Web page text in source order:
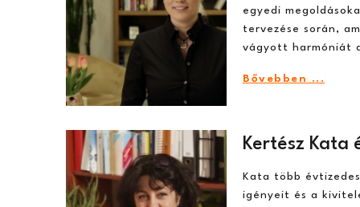
egyedi
tervezése során,
vágyott harmóniát
Bővebben ...
Kertész Kata
Kata több
igényeit és a